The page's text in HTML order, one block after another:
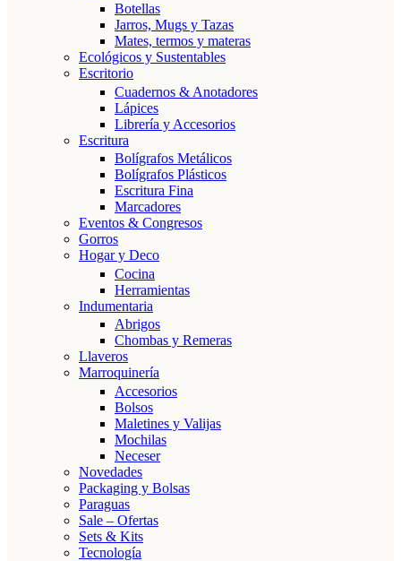
Botellas
Jarros, Mugs y Tazas
Mates, termos y materas
Ecológicos y Sustentables
Escritorio
Cuadernos & Anotadores
Lápices
Librería y Accesorios
Escritura
Bolígrafos Metálicos
Bolígrafos Plásticos
Escritura Fina
Marcadores
Eventos & Congresos
Gorros
Hogar y Deco
Cocina
Herramientas
Indumentaria
Abrigos
Chombas y Remeras
Llaveros
Marroquinería
Accesorios
Bolsos
Maletines y Valijas
Mochilas
Neceser
Novedades
Packaging y Bolsas
Paraguas
Sale – Ofertas
Sets & Kits
Tecnología